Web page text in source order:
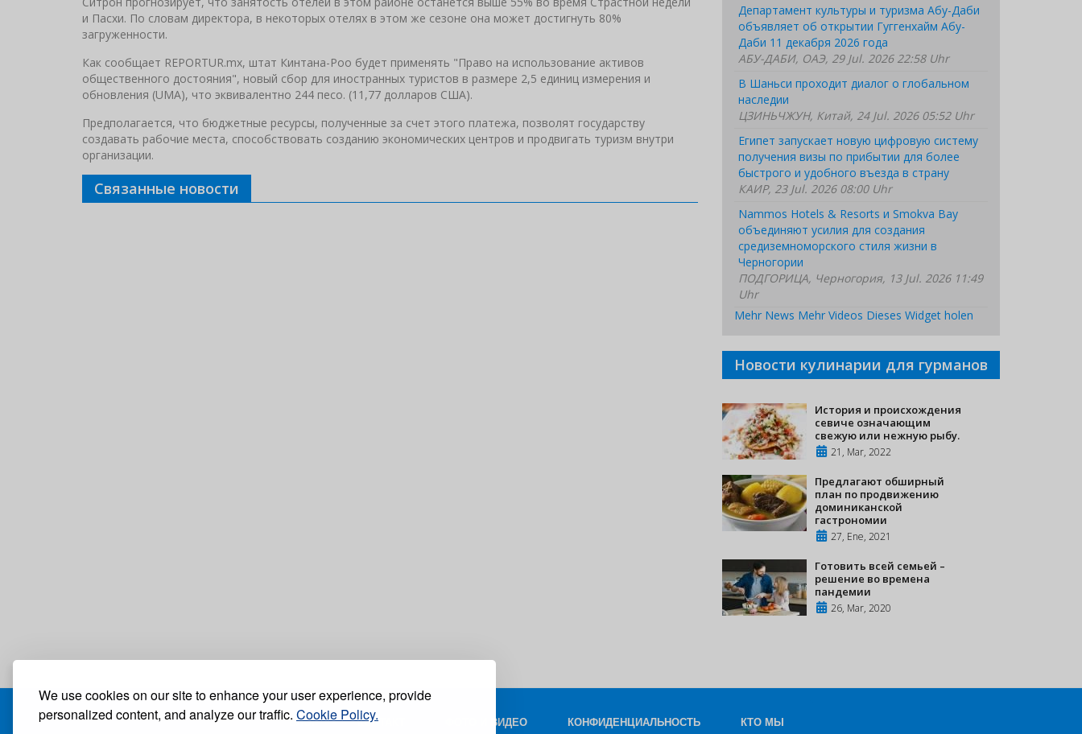
We use cookies on our site to enhance your user experience, provide
personalized content, and analyze our traffic. Cookie Policy.
и Пасхи. По словам директора, в некоторых отелях в этом же сезоне она может достигнуть 80%
загруженности.
Как сообщает REPORTUR.mx, штат Кинтана-Роо будет применять "Право на использование активов
общественного достояния", новый сбор для иностранных туристов в размере 2,5 единиц измерения и
обновления (UMA), что эквивалентно 244 песо. (11,77 долларов США).
Предполагается, что бюджетные ресурсы, полученные за счет этого платежа, позволят государству
создавать рабочие места, способствовать созданию экономических центров и продвигать туризм внутри
организации.
Связанные новости
Департамент культуры и туризма Абу-Даби
объявляет об открытии Гуггенхайм Абу-
Даби 11 декабря 2026 года
АБУ-ДАБИ, ОАЭ, 29 Jul. 2026 22:58 Uhr
В Шаньси проходит диалог о глобальном
наследии
ЦЗИНЬЧЖУН, Китай, 24 Jul. 2026 05:52 Uhr
Египет запускает новую цифровую систему
получения визы по прибытии для более
быстрого и удобного въезда в страну
КАИР, 23 Jul. 2026 08:00 Uhr
Nammos Hotels & Resorts и Smokva Bay
объединяют усилия для создания
средиземноморского стиля жизни в
Черногории
ПОДГОРИЦА, Черногория, 13 Jul. 2026 11:49
Uhr
Mehr News Mehr Videos Dieses Widget holen
Новости кулинарии для гурманов
История и происхождения
севиче означающим
свежую или нежную рыбу.
21, Mar, 2022
Предлагают обширный
план по продвижению
доминиканской
гастрономии
27, Ene, 2021
Готовить всей семьей –
решение во времена
пандемии
26, Mar, 2020
БЛОГ КОНТАКТ ФОТО И ВИДЕО КОНФИДЕНЦИАЛЬНОСТЬ КТО МЫ